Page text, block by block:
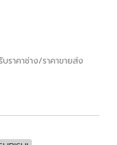
ราคาช่าง/ราคาขายส่ง